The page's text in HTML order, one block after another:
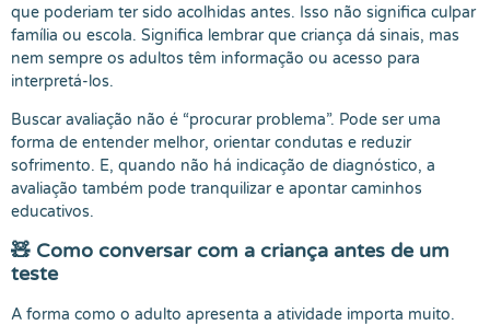
que poderiam ter sido acolhidas antes. Isso não significa culpar
família ou escola. Significa lembrar que criança dá sinais, mas
nem sempre os adultos têm informação ou acesso para
interpretá-los.
Buscar avaliação não é “procurar problema”. Pode ser uma
forma de entender melhor, orientar condutas e reduzir
sofrimento. E, quando não há indicação de diagnóstico, a
avaliação também pode tranquilizar e apontar caminhos
educativos.
🧸 Como conversar com a criança antes de um
teste
A forma como o adulto apresenta a atividade importa muito.